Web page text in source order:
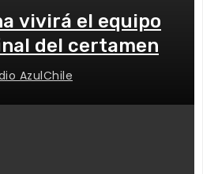
vivirá el equipo
del certamen
AzulChile